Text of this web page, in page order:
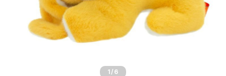
1 /6